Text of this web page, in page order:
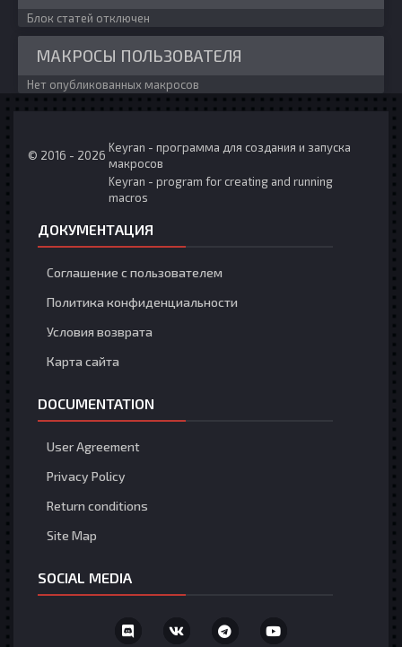
Блок статей отключен
МАКРОСЫ ПОЛЬЗОВАТЕЛЯ
Нет опубликованных макросов
© 2016 - 2026
Keyran - программа для создания и запуска
макросов
Keyran - program for creating and running
macros
ДОКУМЕНТАЦИЯ
Соглашение с пользователем
Политика конфиденциальности
Условия возврата
Карта сайта
DOCUMENTATION
User Agreement
Privacy Policy
Return conditions
Site Map
SOCIAL MEDIA